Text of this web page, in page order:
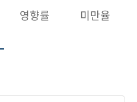
영향률 미만율